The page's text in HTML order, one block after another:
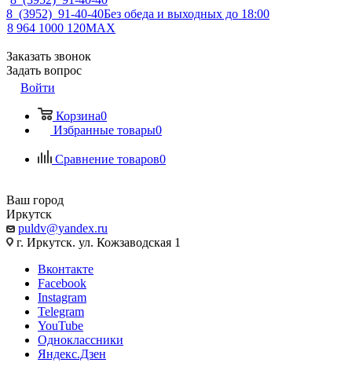
8 (3952) 91-40-40Без обеда и выходных до 18:00
8 964 1000 120MAX
Заказать звонок
Задать вопрос
Войти
Корзина0
Избранные товары0
Сравнение товаров0
Ваш город
Иркутск
puldv@yandex.ru
г. Иркутск. ул. Кожзаводская 1
Вконтакте
Facebook
Instagram
Telegram
YouTube
Одноклассники
Яндекс.Дзен